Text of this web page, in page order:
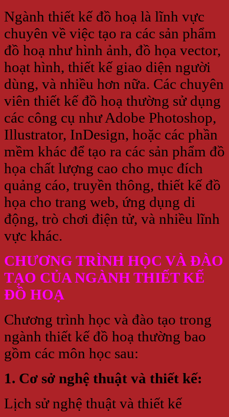
Ngành thiết kế đồ hoạ là lĩnh vực
chuyên về việc tạo ra các sản phẩm
đồ hoạ như hình ảnh, đồ họa vector,
hoạt hình, thiết kế giao diện người
dùng, và nhiều hơn nữa. Các chuyên
viên thiết kế đồ hoạ thường sử dụng
các công cụ như Adobe Photoshop,
Illustrator, InDesign, hoặc các phần
mềm khác để tạo ra các sản phẩm đồ
họa chất lượng cao cho mục đích
quảng cáo, truyền thông, thiết kế đồ
họa cho trang web, ứng dụng di
động, trò chơi điện tử, và nhiều lĩnh
vực khác.
CHƯƠNG TRÌNH HỌC VÀ ĐÀO
TẠO CỦA NGÀNH THIẾT KẾ
ĐỒ HOẠ
Chương trình học và đào tạo trong
ngành thiết kế đồ hoạ thường bao
gồm các môn học sau:
1. Cơ sở nghệ thuật và thiết kế:
Lịch sử nghệ thuật và thiết kế